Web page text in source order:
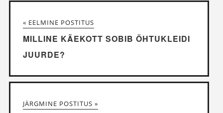
« EELMINE POSTITUS
MILLINE KÄEKOTT SOBIB ÕHTUKLEIDI
JUURDE?
JÄRGMINE POSTITUS »